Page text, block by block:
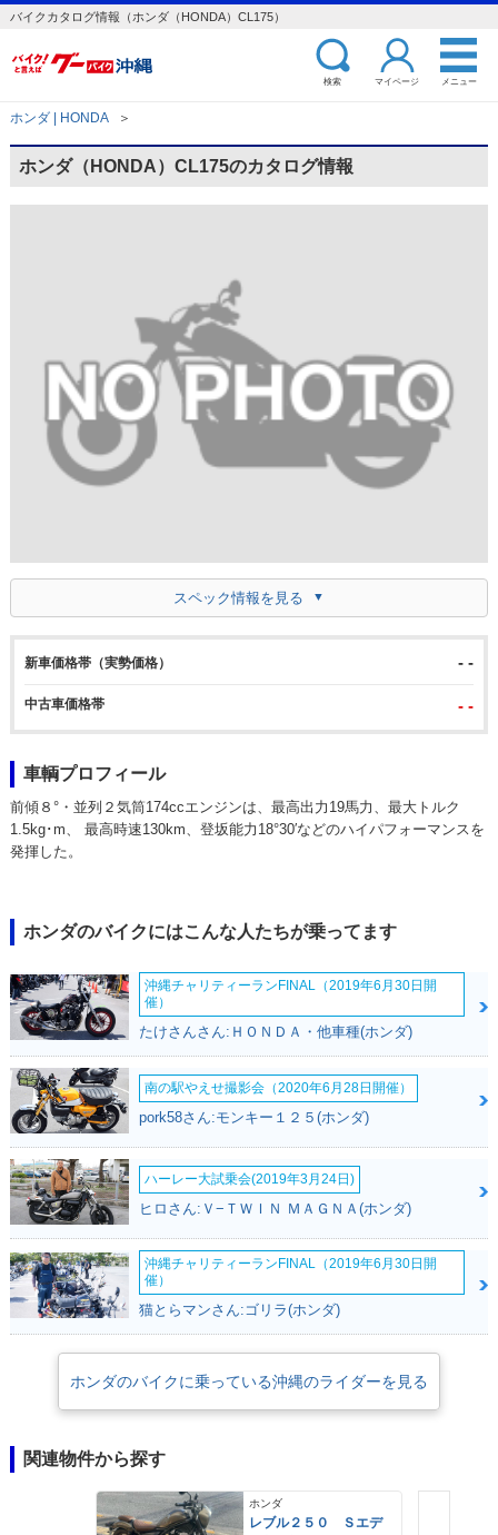
バイクカタログ情報（ホンダ（HONDA）CL175）
検索 マイページ メニュー
ホンダ | HONDA ＞
ホンダ（HONDA）CL175のカタログ情報
スペック情報を見る
新車価格帯（実勢価格） - -
中古車価格帯 - -
車輌プロフィール
前傾８°・並列２気筒174ccエンジンは、最高出力19馬力、最大トルク
1.5kg･m、 最高時速130km、登坂能力18°30′などのハイパフォーマンスを
発揮した。
ホンダのバイクにはこんな人たちが乗ってます
沖縄チャリティーランFINAL（2019年6月30日開
催）
たけさんさん:ＨＯＮＤＡ・他車種(ホンダ)
南の駅やえせ撮影会（2020年6月28日開催）
pork58さん:モンキー１２５(ホンダ)
ハーレー大試乗会(2019年3月24日)
ヒロさん:Ｖ−ＴＷＩＮ ＭＡＧＮＡ(ホンダ)
沖縄チャリティーランFINAL（2019年6月30日開
催）
猫とらマンさん:ゴリラ(ホンダ)
ホンダのバイクに乗っている沖縄のライダーを見る
関連物件から探す
ホンダ
レブル２５０ Ｓエデ